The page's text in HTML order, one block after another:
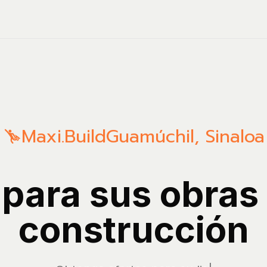
Maxi.BuildGuamúchil, Sinaloa
sus obras
construcción